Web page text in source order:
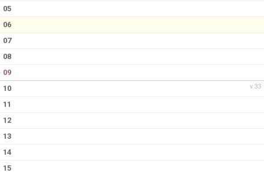
05
06
07
08
09
v.33
10
11
12
13
14
15